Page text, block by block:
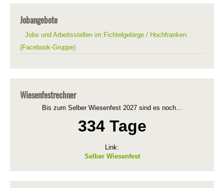
Jobangebote
Jobs und Arbeitsstellen im Fichtelgebirge / Hochfranken
(Facebook-Gruppe)
Wiesenfestrechner
Bis zum Selber Wiesenfest 2027 sind es noch...
334 Tage
Link:
Selber Wiesenfest